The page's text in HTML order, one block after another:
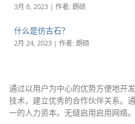
3月 8, 2023 | 作者: 朗硕
什么是仿古石？
2月 24, 2023 | 作者: 朗硕
通过以用户为中心的优势方便地开
技术，建立优秀的合作伙伴关系。
一的人力资本。无缝启用启用网络。